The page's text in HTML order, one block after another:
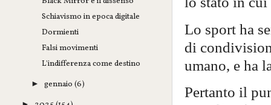
Lo sport ha
di
umano, e ha
Pertanto il
Schiavismo in epoca digitale
Dormienti
Falsi movimenti
L'indifferenza come destino
►gennaio(6)